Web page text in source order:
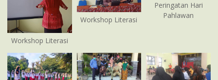
Workshop Literasi
Workshop Literasi
Peringatan Hari
Pahlawan